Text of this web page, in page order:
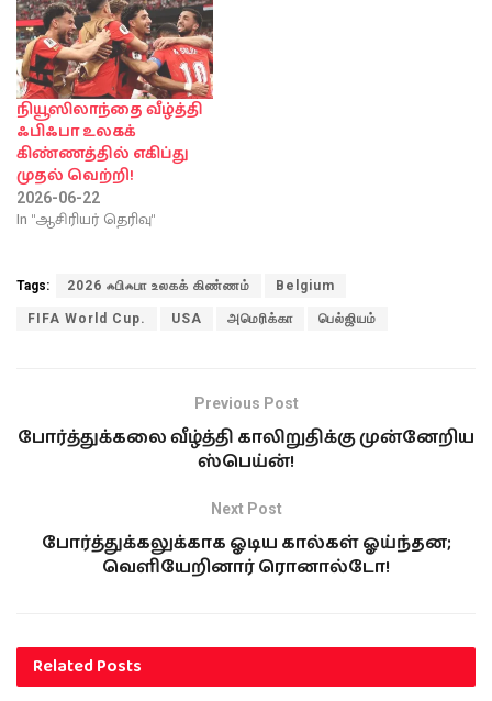
நியூஸிலாந்தை வீழ்த்தி
ஃபிஃபா உலகக்
கிண்ணத்தில் எகிப்து
முதல் வெற்றி!
2026-06-22
In "ஆசிரியர் தெரிவு"
Tags: 2026 ஃபிஃபா உலகக் கிண்ணம் Belgium
FIFA World Cup. USA அமெரிக்கா பெல்ஜியம்
Previous Post
போர்த்துக்கலை வீழ்த்தி காலிறுதிக்கு முன்னேறிய
ஸ்பெய்ன்!
Next Post
போர்த்துக்கலுக்காக ஓடிய கால்கள் ஓய்ந்தன;
வெளியேறினார் ரொனால்டோ!
RelatedPosts